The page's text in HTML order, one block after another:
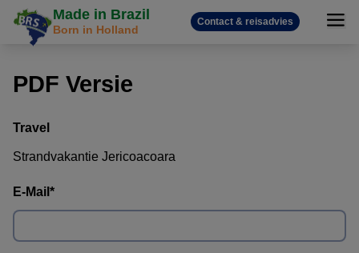
Made in Brazil
Born in Holland
Contact & reisadvies
PDF Versie
Travel
Strandvakantie Jericoacoara
E-Mail *